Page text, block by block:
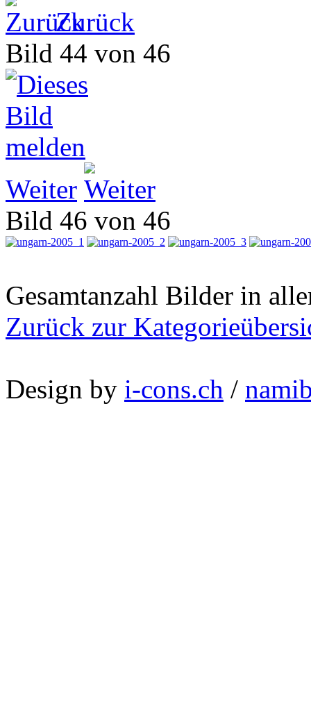
Zurück
Bild 44 von 46
Weiter
Bild 46 von 46
Gesamtanzahl Bilder in
Zurück zur
Design by i-cons.ch /